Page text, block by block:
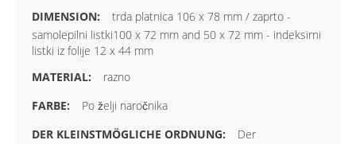
trda platnica 106 x 78 mm / zaprto -
samolepilni listki100 x 72 mm and 50 x 72 mm - indeksirni
listki iz folije 12 x 44 mm
razno
Po želji naročnika
Der